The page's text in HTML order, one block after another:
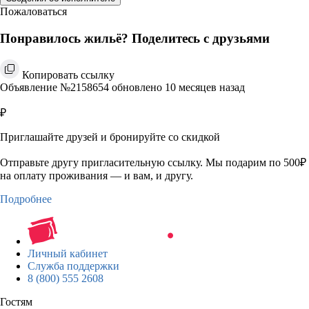
Пожаловаться
Понравилось жильё? Поделитесь с друзьями
Копировать ссылку
Объявление №2158654 обновлено 10 месяцев назад
₽
Приглашайте друзей и бронируйте со скидкой
Отправьте другу пригласительную ссылку. Мы подарим по 500₽
на оплату проживания — и вам, и другу.
Подробнее
Личный кабинет
Служба поддержки
8 (800) 555 2608
Гостям